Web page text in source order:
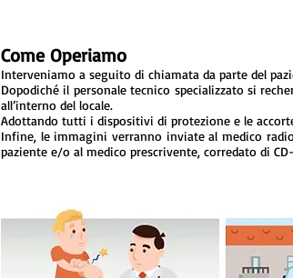
Come Operiamo
Interveniamo a seguito di chiamata da parte del
Dopodiché il personale tecnico specializzato si
all’interno del locale.
Adottando tutti i dispositivi di protezione e le
Infine, le immagini verranno inviate al medico
paziente e/o al medico prescrivente, corredato di